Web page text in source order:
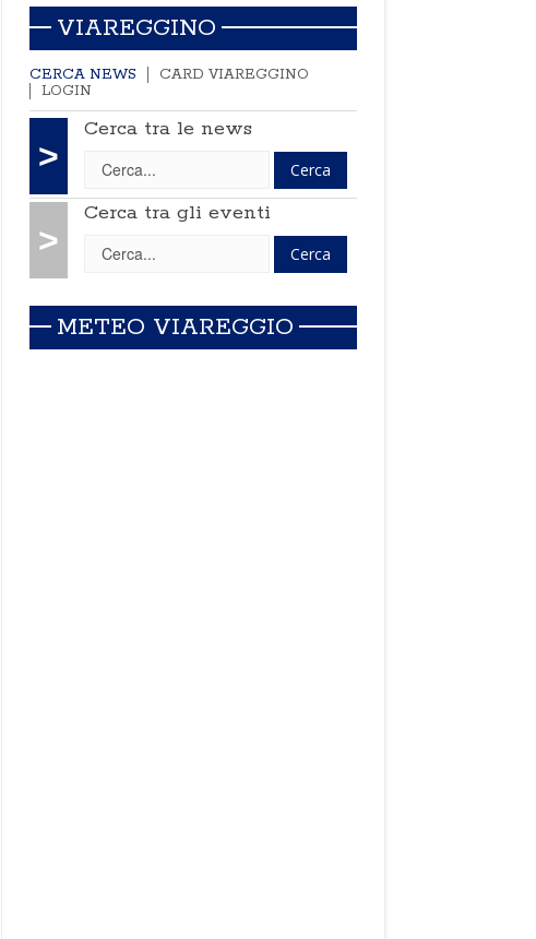
VIAREGGINO
CERCA NEWS
CARD VIAREGGINO
LOGIN
>
Cerca tra le news
>
Cerca tra gli eventi
METEO VIAREGGIO